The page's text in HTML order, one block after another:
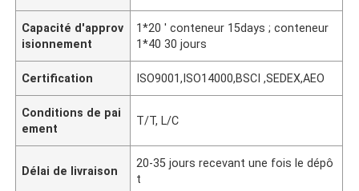
Capacité d'approv
isionnement
1*20 ' conteneur 15days ; conteneur
1*40 30 jours
Certification ISO9001,ISO14000,BSCI ,SEDEX,AEO
Conditions de pai
ement
T/T, L/C
Délai de livraison
20-35 jours recevant une fois le dépô
t